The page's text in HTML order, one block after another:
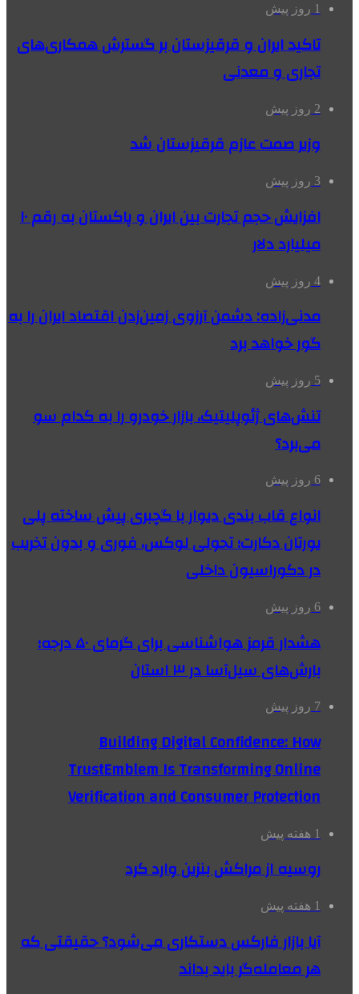
1 روز پیش
تاکید ایران و قرقیزستان بر گسترش همکاری‌های
تجاری و معدنی
2 روز پیش
وزیر صمت عازم قرقیزستان شد
3 روز پیش
افزایش حجم تجارت بین ایران و پاکستان به رقم ۱۰
میلیارد دلار
4 روز پیش
مدنی‌زاده: دشمن آرزوی زمین‌زدن اقتصاد ایران را به
گور خواهد برد
5 روز پیش
تنش‌های ژئوپلیتیک، بازار خودرو را به کدام سو
می‌برد؟
6 روز پیش
انواع قاب بندی دیوار با گچبری پیش ساخته پلی
یورتان دکارت؛ تحولی لوکس، فوری و بدون تخریب
در دکوراسیون داخلی
6 روز پیش
هشدار قرمز هواشناسی برای گرمای ۵۰ درجه؛
بارش‌های سیل‌آسا در ۳ استان
7 روز پیش
Building Digital Confidence: How
TrustEmblem Is Transforming Online
Verification and Consumer Protection
1 هفته پیش
روسیه از مراکش بنزین وارد کرد
1 هفته پیش
آیا بازار فارکس دستکاری می‌شود؟ حقیقتی که
هر معامله‌گر باید بداند